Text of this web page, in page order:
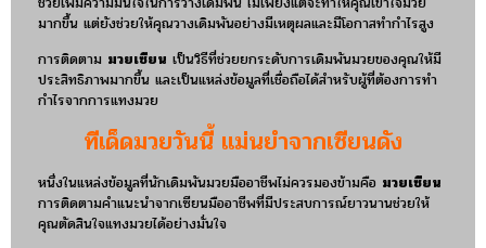
มากขึ้น แต่ยังช่วยให้คุณวางเดิมพันอย่างมีเหตุผลและมีโอกาสทำกำไรสูง
การติดตาม มวยเซียน เป็นวิธีที่ช่วยยกระดับการเดิมพันมวยของคุณให้มี
ประสิทธิภาพมากขึ้น และเป็นแหล่งข้อมูลที่เชื่อถือได้สำหรับผู้ที่ต้องการทำ
กำไรจากการแทงมวย
ทีเด็ดมวยวันนี้ แม่นยำจากเซียนดัง
หนึ่งในแหล่งข้อมูลที่นักเดิมพันมวยมืออาชีพไม่ควรมองข้ามคือ มวยเซียน
การติดตามคำแนะนำจากเซียนมืออาชีพที่มีประสบการณ์ยาวนานช่วยให้
คุณตัดสินใจแทงมวยได้อย่างมั่นใจ